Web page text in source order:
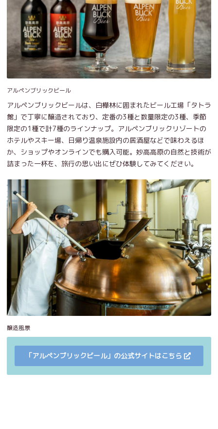
アルペンブリックビール
アルペンブリックビールは、白樺林に囲まれたビール工場「タトラ
館」で丁寧に醸造されており、定番の3種と数量限定の3種、季節
限定の1種で計7種のラインナップ。アルペンブリックリゾートの
ホテルやスキー場、日帰り温泉施設内の居酒屋などで味わえるほ
か、ショップやオンラインでも購入可能。妙高高原の自然と技術が
詰まった一杯を、旅行の思い出にぜひ体験してみてください。
醸造風景
「アルペンブリックビール」の公式サイトはこちら